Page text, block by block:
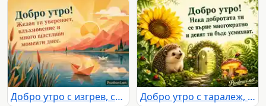
Добро утро с изгрев, спокойно езеро, планини и пожелание за щастлив ден Добро утро с таралеж, слънчоглед и приказна градина